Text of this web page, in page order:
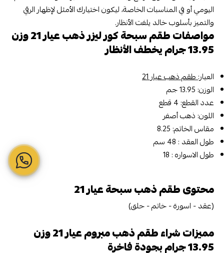
اليومي أو في المناسبات الخاصة، ليكون اختيارك الأمثل لإظهار الرقي
والتميز بأسلوب خالد يلفت الأنظار.
مواصفات طقم سبحة كور ليزر ذهب عيار 21 وزن
13.95 جرام يخطف الأنظار
العيار:طقم ذهب عيار 21
الوزن: 13.95 جم
عدد القطع: 4 قطع
اللون: ذهب أصفر
مقاس الخاتم: 8.25
طول العقد : 48 سم
طول الاسواره : 18
محتوى طقم ذهب سبحة عيار 21
(عقد - اسورة - خاتم - حلق)
مميزات شراء طقم ذهب مبروم عيار 21 وزن
13.95 جرام بجودة فاخرة